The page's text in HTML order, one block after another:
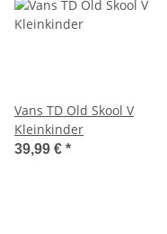
Vans TD Old Skool V
Kleinkinder
39,99 € *